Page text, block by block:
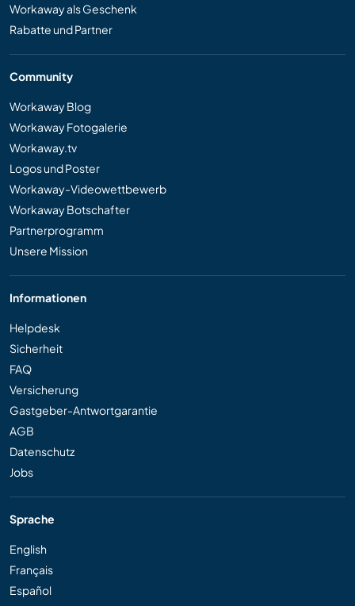
Workaway als Geschenk
Rabatte und Partner
Community
Workaway Blog
Workaway Fotogalerie
Workaway.tv
Logos und Poster
Workaway-Videowettbewerb
Workaway Botschafter
Partnerprogramm
Unsere Mission
Informationen
Helpdesk
Sicherheit
FAQ
Versicherung
Gastgeber-Antwortgarantie
AGB
Datenschutz
Jobs
Sprache
English
Français
Español